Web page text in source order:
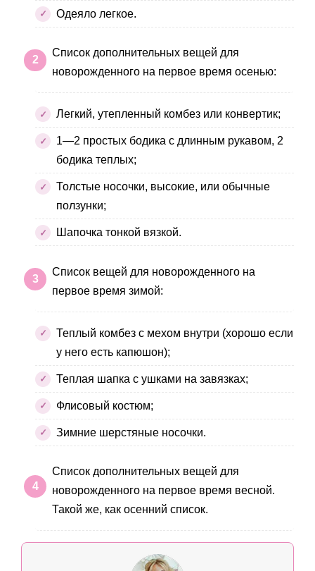
Одеяло легкое.
Список дополнительных вещей для
новорожденного на первое время осенью:
Легкий, утепленный комбез или конвертик;
1—2 простых бодика с длинным рукавом, 2
бодика теплых;
Толстые носочки, высокие, или обычные
ползунки;
Шапочка тонкой вязкой.
Список вещей для новорожденного на
первое время зимой:
Теплый комбез с мехом внутри (хорошо если
у него есть капюшон);
Теплая шапка с ушками на завязках;
Флисовый костюм;
Зимние шерстяные носочки.
Список дополнительных вещей для
новорожденного на первое время весной.
Такой же, как осенний список.